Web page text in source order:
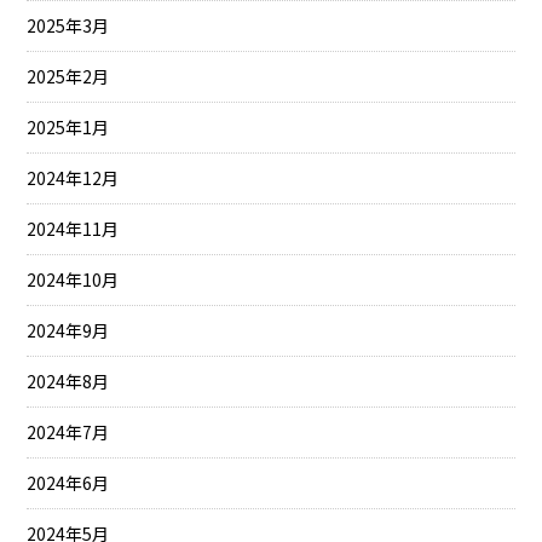
2025年3月
2025年2月
2025年1月
2024年12月
2024年11月
2024年10月
2024年9月
2024年8月
2024年7月
2024年6月
2024年5月